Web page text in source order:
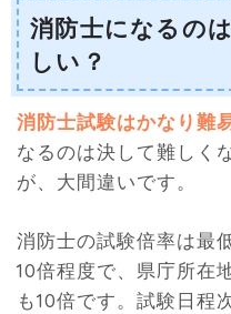
消防士になるの
しい？
消防士試験はかなり難
なるのは決して難しく
が、大間違いです。
消防士の試験倍率は最
10倍程度で、県庁所在
も10倍です。試験日程